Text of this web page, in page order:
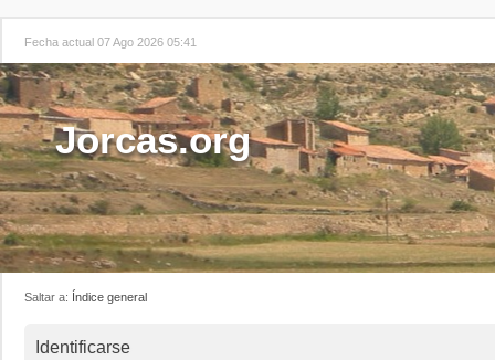
Fecha actual 07 Ago 2026 05:41
Jorcas.org
Saltar a: Índice general
Identificarse